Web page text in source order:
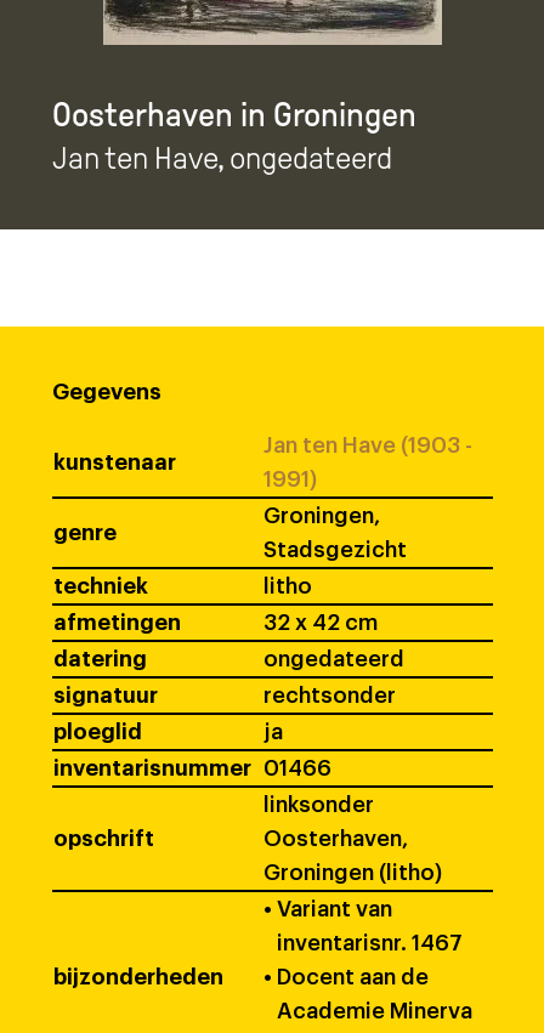
Oosterhaven in Groningen
Jan ten Have, ongedateerd
Gegevens
kunstenaar
Jan ten Have (1903 -
1991)
genre
Groningen,
Stadsgezicht
techniek
litho
afmetingen
32 x 42 cm
datering
ongedateerd
signatuur
rechtsonder
ploeglid
ja
inventarisnummer
01466
opschrift
linksonder
Oosterhaven,
Groningen (litho)
bijzonderheden
• Variant van
inventarisnr. 1467
• Docent aan de
Academie Minerva